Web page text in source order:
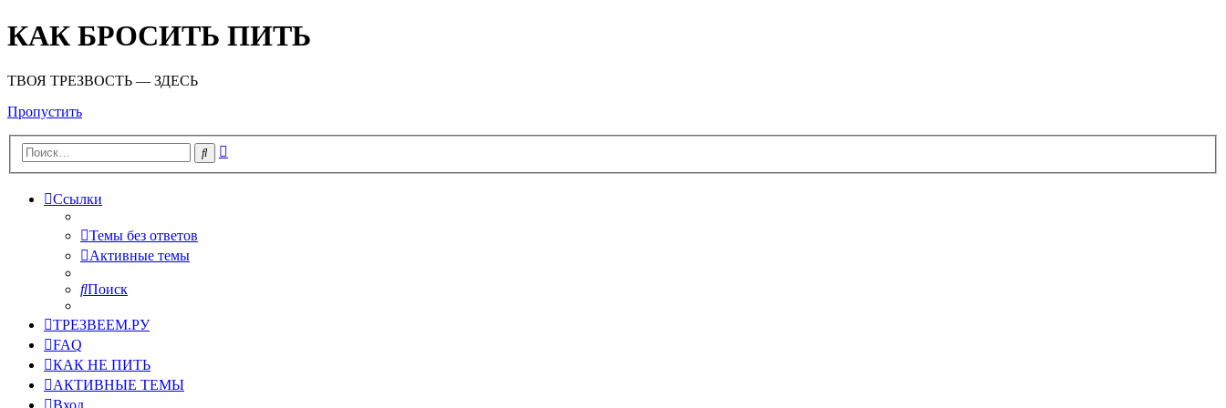
КАК БРОСИТЬ ПИТЬ
ТВОЯ ТРЕЗВОСТЬ — ЗДЕСЬ
Пропустить
Поиск
Ссылки
Темы без ответов
Активные темы
Поиск
ТРЕЗВЕЕМ.РУ
FAQ
КАК НЕ ПИТЬ
АКТИВНЫЕ ТЕМЫ